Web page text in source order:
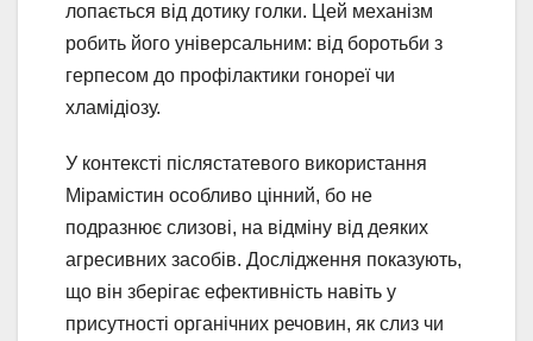
лопається від дотику голки. Цей механізм
робить його універсальним: від боротьби з
герпесом до профілактики гонореї чи
хламідіозу.
У контексті післястатевого використання
Мірамістин особливо цінний, бо не
подразнює слизові, на відміну від деяких
агресивних засобів. Дослідження показують,
що він зберігає ефективність навіть у
присутності органічних речовин, як слиз чи